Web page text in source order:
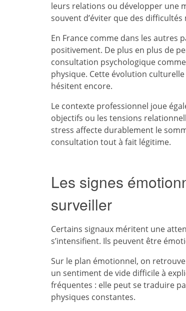
leurs relations ou développer une
souvent d’éviter que des
En France comme dans les autres
positivement. De plus en plus de
consultation psychologique
physique. Cette évolution
hésitent encore.
Le contexte professionnel joue
objectifs ou les tensions
stress affecte durablement le
consultation tout à fait légitime.
Les signes
surveiller
Certains signaux méritent une
s’intensifient. Ils peuvent être
Sur le plan émotionnel, on
un sentiment de vide difficile à
fréquentes : elle peut se traduire
physiques constantes.